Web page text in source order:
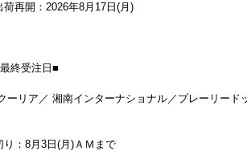
】
スプリンク
ベントカレンダー トムテのクリスマス
マジック
2026年8月17日(月)
終受注日■
ーリア／ 湘南インターナショナル／プレーリード
り：8月3日(月)ＡＭまで